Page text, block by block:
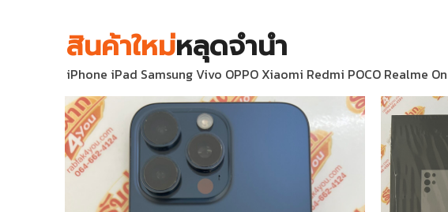
สินค้าใหม่หลุดจำนำ
iPhone iPad Samsung Vivo OPPO Xiaomi Redmi POCO Realme